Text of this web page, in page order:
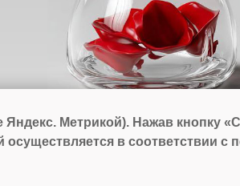
Метрикой). Нажав кнопку
в соответствии с